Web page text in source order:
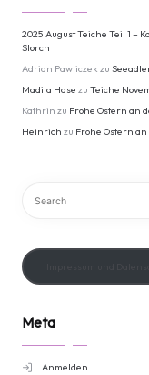
2025 August Teiche Teil 1 –
Storch
Adrian Pawliczek zu
Madita Hase zu Teiche
Kathrin zu Frohe Ostern an
Heinrich zu Frohe Ostern
Meta
Anmelden